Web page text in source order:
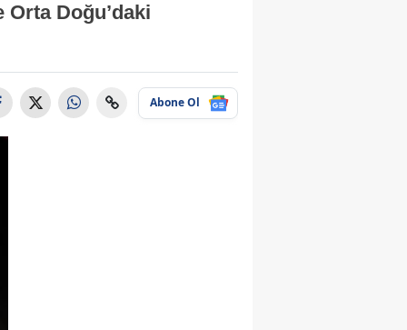
Doğu’daki
Abone Ol